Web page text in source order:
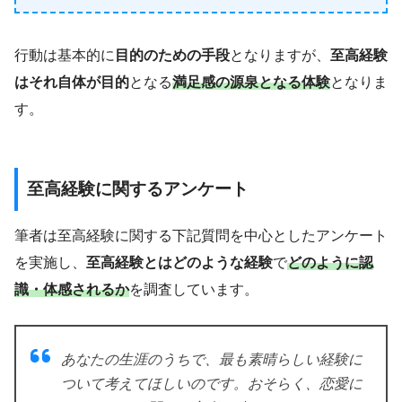
行動は基本的に 目的のための手段となりますが、 至高経験
はそれ自体が目的となる満足感の源泉となる体験となりま
す。
至高経験に関するアンケート
筆者は至高経験に関する下記質問を中心としたアンケート
を実施し、 至高経験とはどのような経験でどのように認
識・体感されるかを調査しています。
あなたの生涯のうちで、最も素晴らしい経験に
ついて考えてほしいのです。おそらく、恋愛に